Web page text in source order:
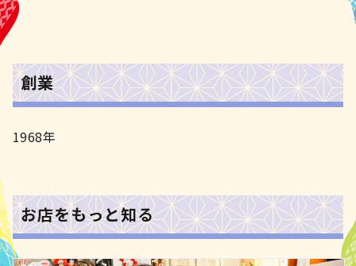
創業
1968年
お店をもっと知る